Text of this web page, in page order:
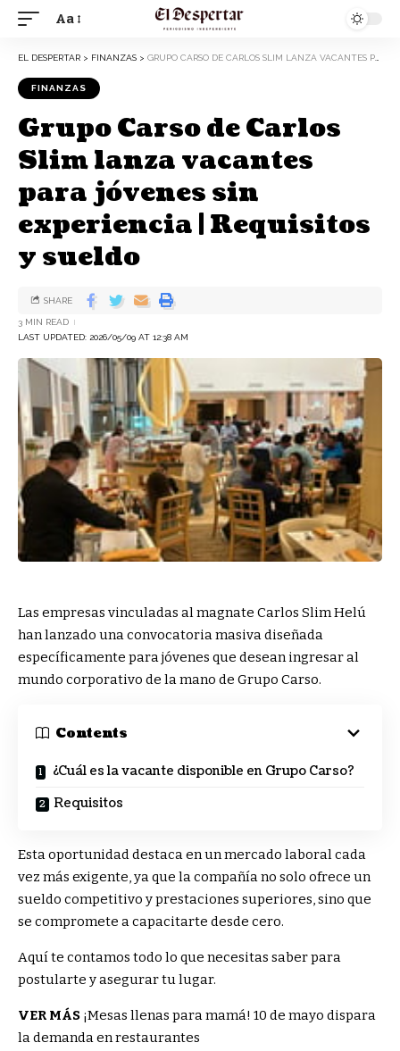
Aa
EL DESPERTAR > FINANZAS > GRUPO CARSO DE CARLOS SLIM LANZA VACANTES PARA JÓVENES SIN EXPERIENCIA | REQUISITOS Y SUELDO
FINANZAS
Grupo Carso de Carlos
Slim lanza vacantes
para jóvenes sin
experiencia | Requisitos
y sueldo
LAST UPDATED: 2026/05/09 AT 12:38 AM
3 MIN READ
SHARE
Las empresas vinculadas al magnate Carlos Slim Helú
han lanzado una convocatoria masiva diseñada
específicamente para jóvenes que desean ingresar al
mundo corporativo de la mano de Grupo Carso.
Contents
¿Cuál es la vacante disponible en Grupo Carso?
Requisitos
Esta oportunidad destaca en un mercado laboral cada
vez más exigente, ya que la compañía no solo ofrece un
sueldo competitivo y prestaciones superiores, sino que
se compromete a capacitarte desde cero.
Aquí te contamos todo lo que necesitas saber para
postularte y asegurar tu lugar.
VER MÁS ¡Mesas llenas para mamá! 10 de mayo dispara
la demanda en restaurantes